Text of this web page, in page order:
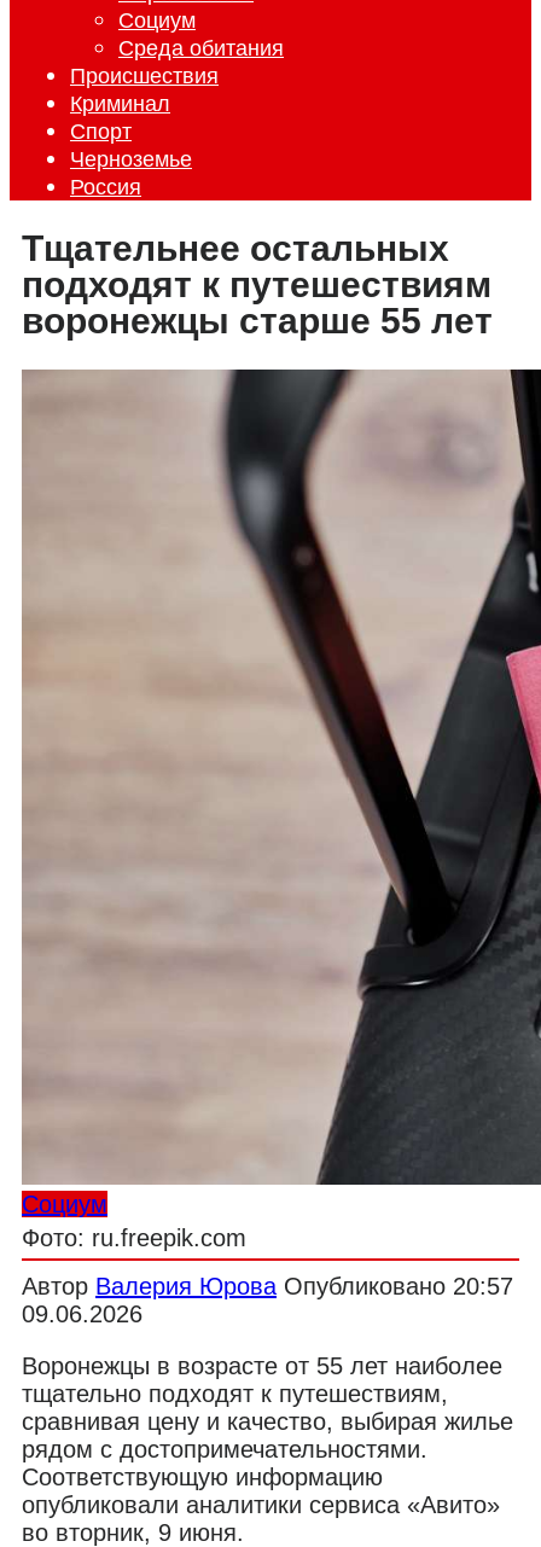
Социум
Среда обитания
Происшествия
Криминал
Спорт
Черноземье
Россия
Тщательнее остальных
подходят к путешествиям
воронежцы старше 55 лет
Социум
Фото: ru.freepik.com
Автор Валерия Юрова Опубликовано 20:57
09.06.2026
Воронежцы в возрасте от 55 лет наиболее
тщательно подходят к путешествиям,
сравнивая цену и качество, выбирая жилье
рядом с достопримечательностями.
Соответствующую информацию
опубликовали аналитики сервиса «Авито»
во вторник, 9 июня.